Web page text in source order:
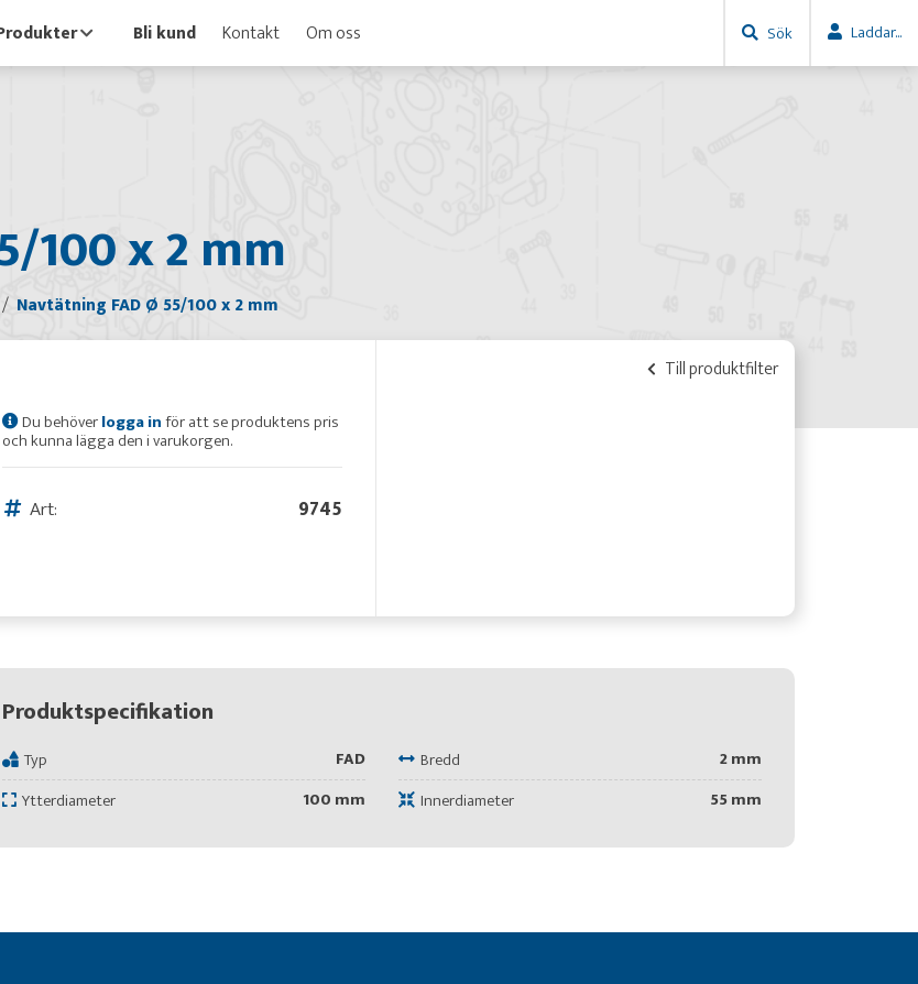
Bli kund Kontakt Om oss Sök Laddar...
100 x 2 mm
Navtätning FAD Ø 55/100 x 2 mm
Till produktfilter
Du behöverlogga inför att se produktens pris
och kunna lägga den i varukorgen.
Art: 9745
Produktspecifikation
Typ FAD Bredd
2 mm
Ytterdiameter
100 mm Innerdiameter 55 mm